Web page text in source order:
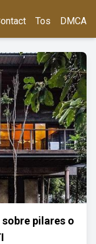
Tos DMCA
sobre pilares o